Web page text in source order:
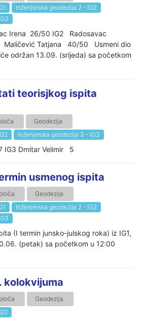
Inženjerska geodezija 2 - IG2
Irena 26/50 IG2 Radosavac
Tatjana 40/50 Usmeni dio
održan 13.09. (srijeda) sa početkom
teorisjkog ispita
Geodezija
Inženjerska geodezija 3 - IG3
IG3 Dmitar Velimir 5
usmenog ispita
Geodezija
Inženjerska geodezija 2 - IG2
(I termin junsko-julskog roka) iz IG1,
(petak) sa početkom u 12:00
kolokvijuma
Geodezija